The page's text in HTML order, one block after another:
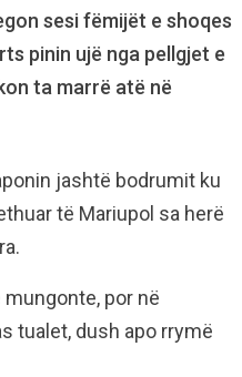
sesi fëmijët e shoqes
pinin ujë nga pellgjet e
ta marrë atë në
jashtë bodrumit ku
të Mariupol sa herë
por në
tualet, dush apo rrymë